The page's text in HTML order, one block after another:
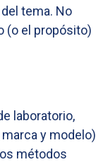
tema. No
(o el propósito)
laboratorio,
y modelo)
métodos